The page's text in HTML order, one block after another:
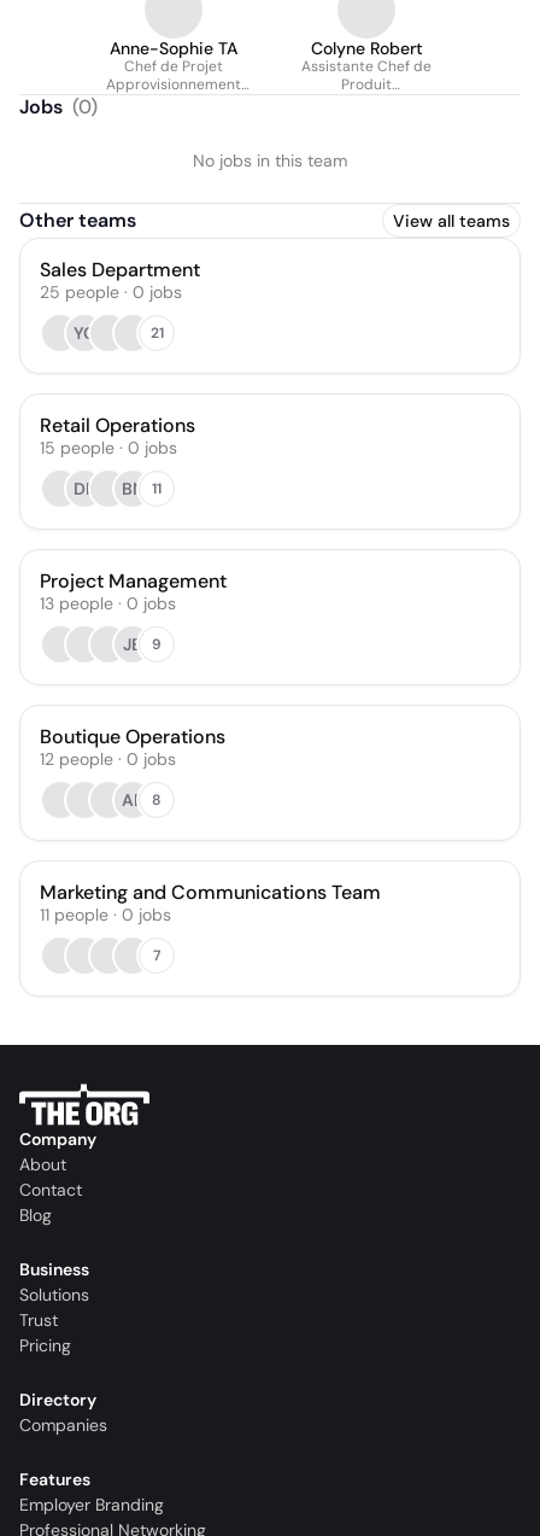
Anne-Sophie TA
Chef de Projet
Approvisionnement
Colyne Robert
Assistante Chef de
Produit
Jobs (0)
No jobs in this team
Other teams View all teams
Sales Department
25 people · 0 jobs
YC
21
Retail Operations
15 people · 0 jobs
DK
BN 11
Project Management
13 people · 0 jobs
JB
9
Boutique Operations
12 people · 0 jobs
AB
8
Marketing and Communications Team
11 people · 0 jobs
7
Company
About
Contact
Blog
Business
Solutions
Trust
Pricing
Directory
Companies
Features
Employer Branding
Professional Networking